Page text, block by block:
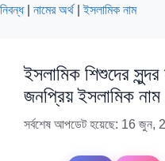
নিবন্ধ| নামের অর্থ |ইসলামিক নাম
ইসলামিক শিশুদের
জনপ্রিয় ইসলামিক
সর্বশেষ আপডেট হয়েছে: 16